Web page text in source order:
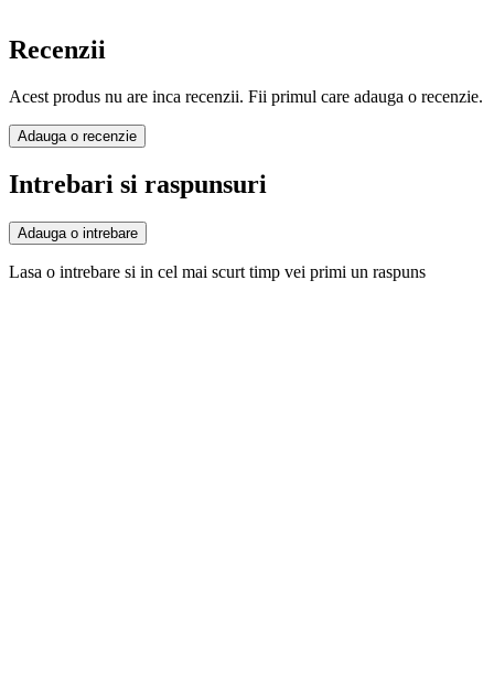
Recenzii
Acest produs nu are inca recenzii. Fii primul care adauga o recenzie.
Adauga o recenzie
Intrebari si raspunsuri
Adauga o intrebare
Lasa o intrebare si in cel mai scurt timp vei primi un raspuns